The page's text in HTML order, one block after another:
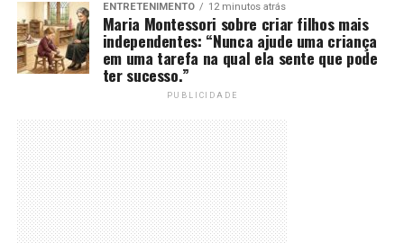
ENTRETENIMENTO 12 minutos atrás
Maria Montessori sobre criar filhos mais
independentes: “Nunca ajude uma criança
em uma tarefa na qual ela sente que pode
ter sucesso.”
PUBLICIDADE